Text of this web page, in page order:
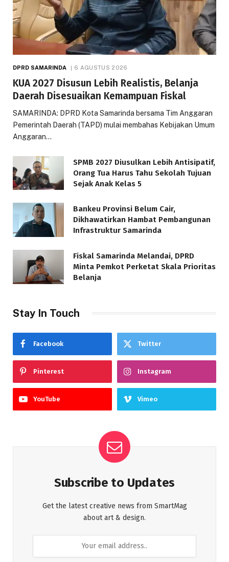
DPRD SAMARINDA 6 AGUSTUS 2026
KUA 2027 Disusun Lebih Realistis, Belanja
Daerah Disesuaikan Kemampuan Fiskal
SAMARINDA: DPRD Kota Samarinda bersama Tim Anggaran
Pemerintah Daerah (TAPD) mulai membahas Kebijakan Umum
Anggaran…
SPMB 2027 Diusulkan Lebih Antisipatif,
Orang Tua Harus Tahu Sekolah Tujuan
Sejak Anak Kelas 5
Bankeu Provinsi Belum Cair,
Dikhawatirkan Hambat Pembangunan
Infrastruktur Samarinda
Fiskal Samarinda Melandai, DPRD
Minta Pemkot Perketat Skala Prioritas
Belanja
Stay In Touch
Facebook Twitter
Pinterest Instagram
YouTube Vimeo
Subscribe to Updates
Get the latest creative news from SmartMag
about art & design.